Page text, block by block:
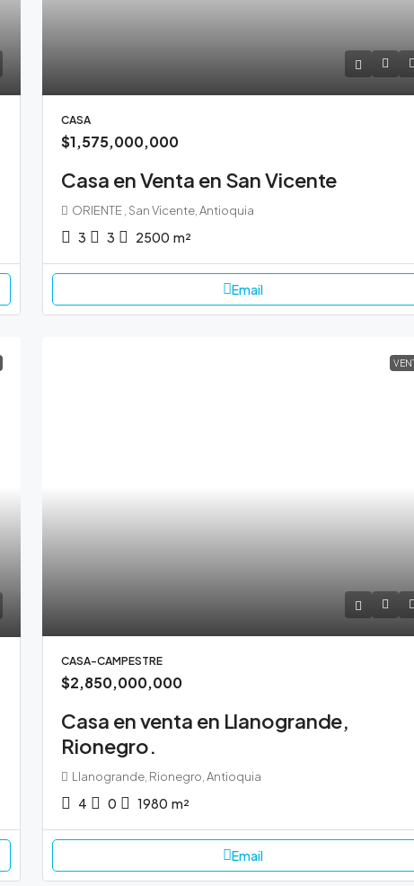
CASA
$1,575,000,000
Casa en Venta en San Vicente
ORIENTE , San Vicente, Antioquia
3 3 2500 m²
Email
CASA-CAMPESTRE
$2,850,000,000
Casa en venta en Llanogrande,
Rionegro.
Llanogrande, Rionegro, Antioquia
4 0 1980 m²
Email